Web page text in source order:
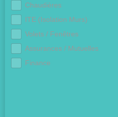
Chaudières
ITE (Isolation Murs)
Volets / Fenêtres
Assurances / Mutuelles
Finance